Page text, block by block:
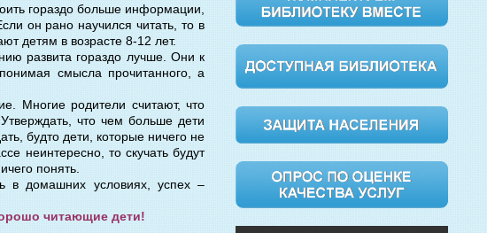
гораздо больше информации,
он рано научился читать, то в
детям в возрасте 8-12 лет.
развита гораздо лучше. Они к
смысла прочитанного, а
Многие родители считают, что
что чем больше дети
будто дети, которые ничего не
неинтересно, то скучать будут
понять.
в домашних условиях, успех –
читающие дети!